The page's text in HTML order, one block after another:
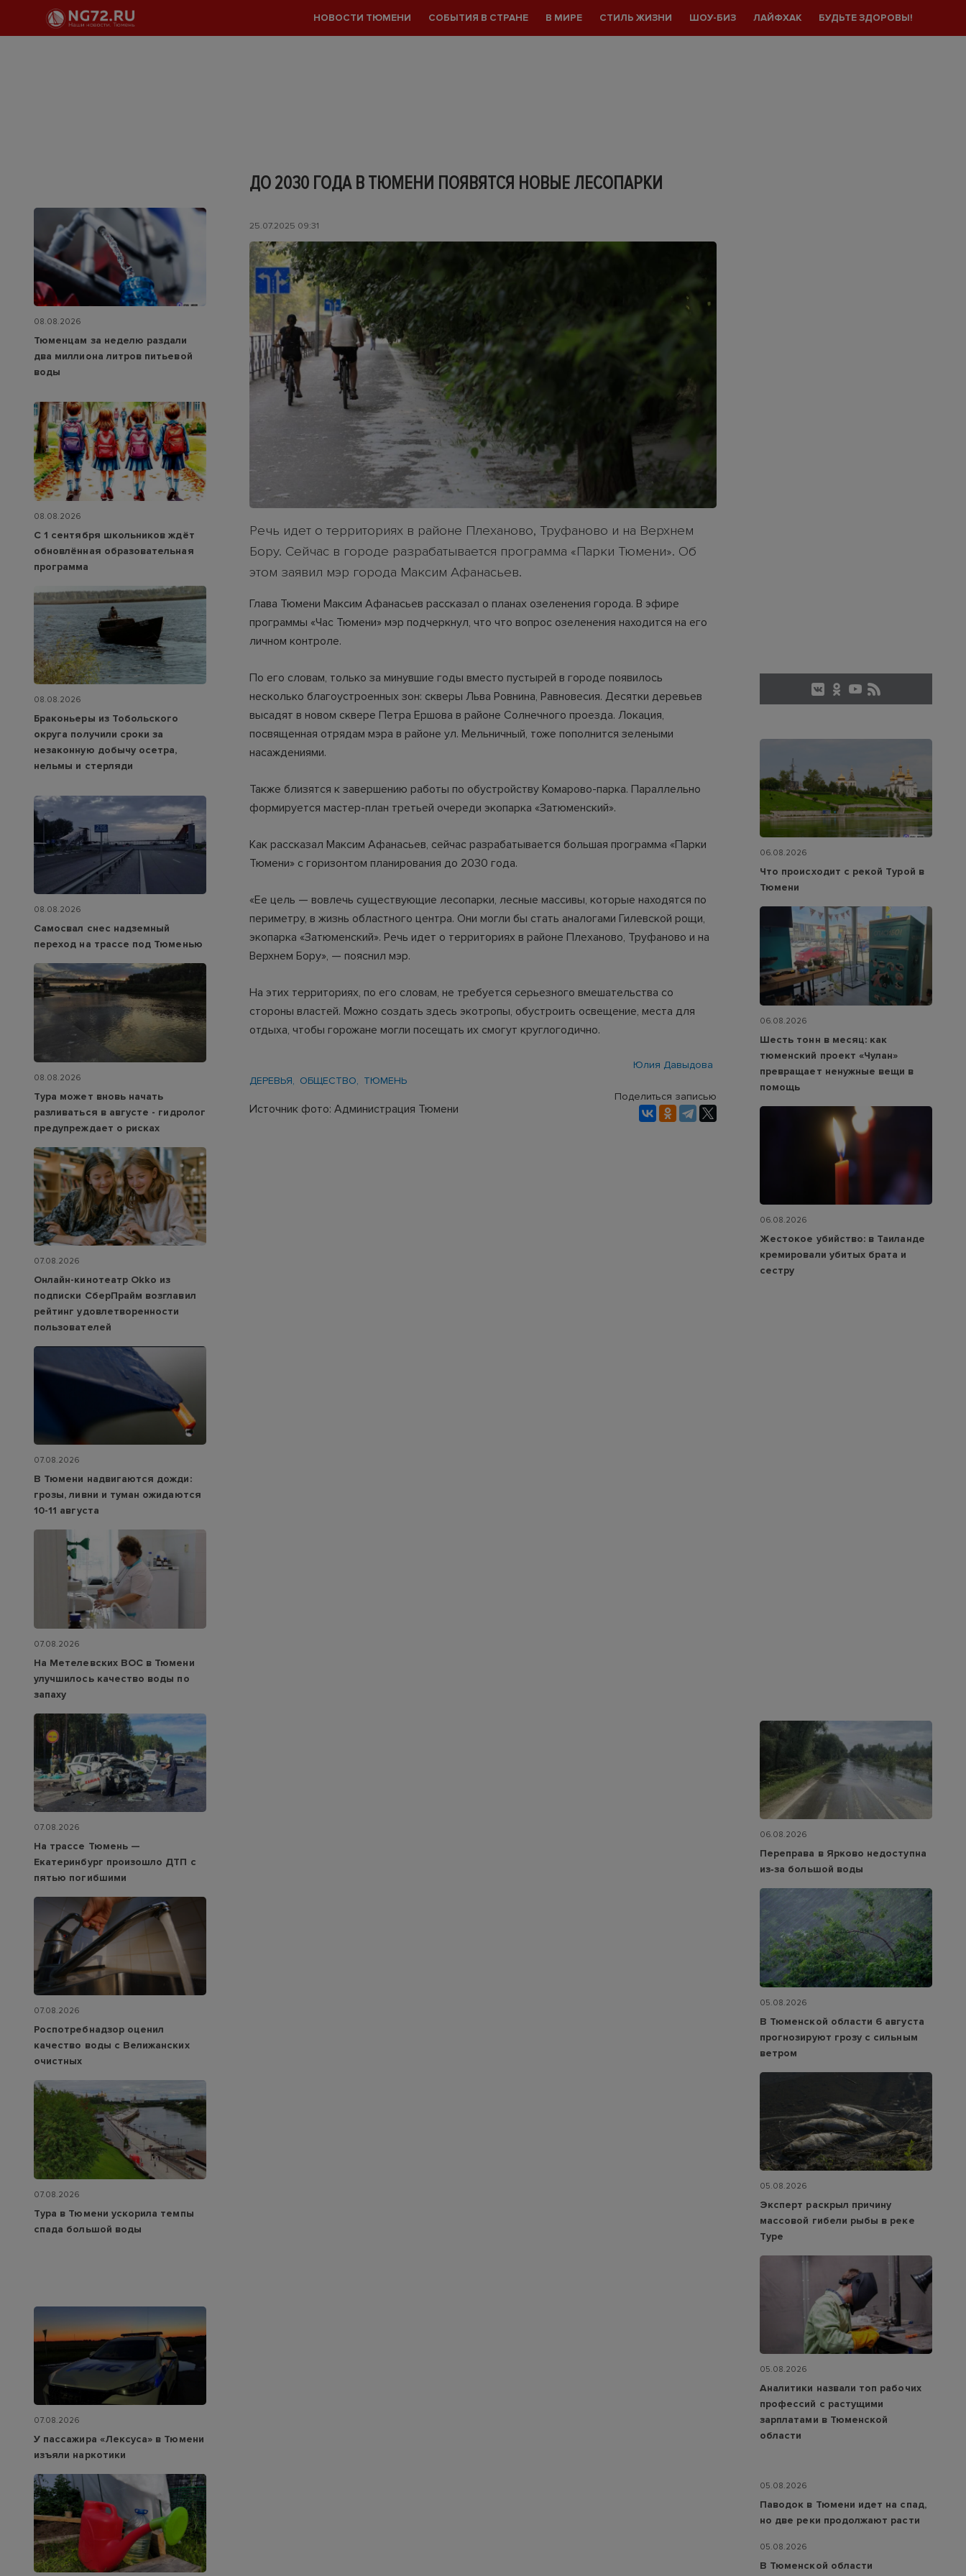
НОВОСТИ ТЮМЕНИ СОБЫТИЯ В СТРАНЕ В МИРЕ СТИЛЬ ЖИЗНИ ШОУ-БИЗ ЛАЙФХАК БУДЬТЕ ЗДОРОВЫ!
ДО 2030 ГОДА В ТЮМЕНИ ПОЯВЯТСЯ НОВЫЕ ЛЕСОПАРКИ
25.07.2025 09:31
Речь идет о территориях в районе Плеханово, Труфаново и на Верхнем
Бору. Сейчас в городе разрабатывается программа «Парки Тюмени». Об
этом заявил мэр города Максим Афанасьев.
Глава Тюмени Максим Афанасьев рассказал о планах озеленения города. В эфире
программы «Час Тюмени» мэр подчеркнул, что что вопрос озеленения находится на его
личном контроле.
По его словам, только за минувшие годы вместо пустырей в городе появилось
несколько благоустроенных зон: скверы Льва Ровнина, Равновесия. Десятки деревьев
высадят в новом сквере Петра Ершова в районе Солнечного проезда. Локация,
посвященная отрядам мэра в районе ул. Мельничный, тоже пополнится зелеными
насаждениями.
Также близятся к завершению работы по обустройству Комарово-парка. Параллельно
формируется мастер-план третьей очереди экопарка «Затюменский».
Как рассказал Максим Афанасьев, сейчас разрабатывается большая программа «Парки
Тюмени» с горизонтом планирования до 2030 года.
«Ее цель — вовлечь существующие лесопарки, лесные массивы, которые находятся по
периметру, в жизнь областного центра. Они могли бы стать аналогами Гилевской рощи,
экопарка «Затюменский». Речь идет о территориях в районе Плеханово, Труфаново и на
Верхнем Бору», — пояснил мэр.
На этих территориях, по его словам, не требуется серьезного вмешательства со
стороны властей. Можно создать здесь экотропы, обустроить освещение, места для
отдыха, чтобы горожане могли посещать их смогут круглогодично.
Юлия Давыдова
ДЕРЕВЬЯ
ОБЩЕСТВО ТЮМЕНЬ
Источник фото: Администрация Тюмени
Поделиться записью
08.08.2026
Тюменцам за неделю раздали
два миллиона литров питьевой
воды
08.08.2026
С 1 сентября школьников ждёт
обновлённая образовательная
программа
08.08.2026
Браконьеры из Тобольского
округа получили сроки за
незаконную добычу осетра,
нельмы и стерляди
08.08.2026
Самосвал снес надземный
переход на трассе под Тюменью
08.08.2026
Тура может вновь начать
разливаться в августе - гидролог
предупреждает о рисках
07.08.2026
Онлайн-кинотеатр Okko из
подписки СберПрайм возглавил
рейтинг удовлетворенности
пользователей
07.08.2026
В Тюмени надвигаются дожди:
грозы, ливни и туман ожидаются
10-11 августа
07.08.2026
На Метелевских ВОС в Тюмени
улучшилось качество воды по
запаху
07.08.2026
На трассе Тюмень —
Екатеринбург произошло ДТП с
пятью погибшими
07.08.2026
Роспотребнадзор оценил
качество воды с Велижанских
очистных
07.08.2026
Тура в Тюмени ускорила темпы
спада большой воды
07.08.2026
У пассажира «Лексуса» в Тюмени
изъяли наркотики
06.08.2026
Что происходит с рекой Турой в
Тюмени
06.08.2026
Шесть тонн в месяц: как
тюменский проект «Чулан»
превращает ненужные вещи в
помощь
06.08.2026
Жестокое убийство: в Таиланде
кремировали убитых брата и
сестру
06.08.2026
Переправа в Ярково недоступна
из‑за большой воды
05.08.2026
В Тюменской области 6 августа
прогнозируют грозу с сильным
ветром
05.08.2026
Эксперт раскрыл причину
массовой гибели рыбы в реке
Туре
05.08.2026
Аналитики назвали топ рабочих
профессий с растущими
зарплатами в Тюменской
области
05.08.2026
Паводок в Тюмени идет на спад,
но две реки продолжают расти
05.08.2026
В Тюменской области